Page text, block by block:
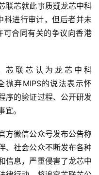
联芯就此事质疑龙芯中科
进行审计，但后者并未
可合同有关的争议向香港
芯联芯认为龙芯中科
抛弃MIPS的说法表示怀
序的验证过程、公开研发
。
方微信公众号发布公告称
、社会公众不断发布各种
信息，严重侵害了龙芯中